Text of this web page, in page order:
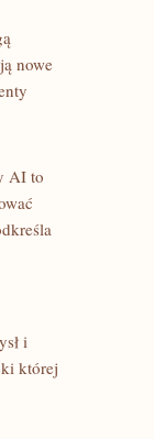
nowe
AI to
i
której